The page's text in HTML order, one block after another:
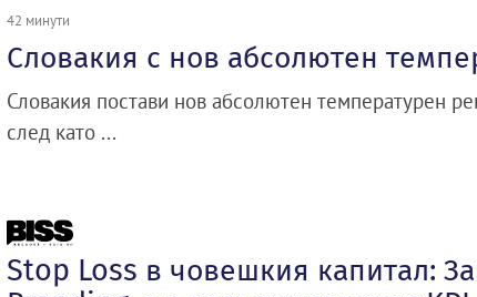
42 минути
Словакия с нов абсолютен
Словакия постави нов абсолютен температурен
след като ...
Stop Loss в човешкия капитал: